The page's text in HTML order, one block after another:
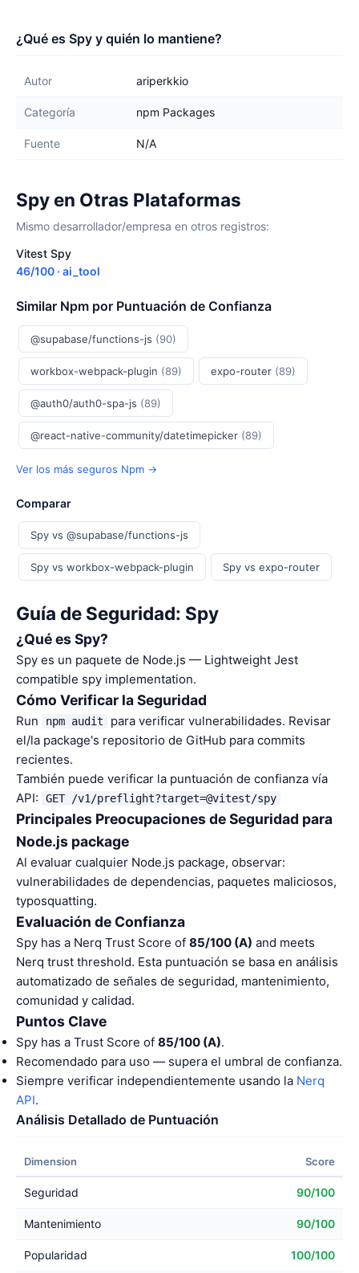
¿Qué es Spy y quién lo mantiene?
Autor ariperkkio
Categoría npm Packages
Fuente N/A
Spy en Otras Plataformas
Mismo desarrollador/empresa en otros registros:
Vitest Spy
46/100 · ai_tool
Similar Npm por Puntuación de Confianza
@supabase/functions-js (90)
workbox-webpack-plugin (89) expo-router (89)
@auth0/auth0-spa-js (89)
@react-native-community/datetimepicker (89)
Ver los más seguros Npm →
Comparar
Spy vs @supabase/functions-js
Spy vs workbox-webpack-plugin Spy vs expo-router
Guía de Seguridad: Spy
¿Qué es Spy?
Spy es un paquete de Node.js — Lightweight Jest
compatible spy implementation.
Cómo Verificar la Seguridad
Run npm audit
para verificar vulnerabilidades. Revisar
el/la package's repositorio de GitHub para commits
recientes.
También puede verificar la puntuación de confianza vía
API:
GET /v1/preflight?target=@vitest/spy
Principales Preocupaciones de Seguridad para
Node.js package
Al evaluar cualquier Node.js package, observar:
vulnerabilidades de dependencias, paquetes maliciosos,
typosquatting.
Evaluación de Confianza
Spy has a Nerq Trust Score of 85/100 (A) and meets
Nerq trust threshold. Esta puntuación se basa en análisis
automatizado de señales de seguridad, mantenimiento,
comunidad y calidad.
Puntos Clave
Spy has a Trust Score of 85/100 (A).
Recomendado para uso — supera el umbral de confianza.
Siempre verificar independientemente usando la Nerq
API.
Análisis Detallado de Puntuación
Dimension Score
Seguridad 90/100
Mantenimiento 90/100
Popularidad 100/100